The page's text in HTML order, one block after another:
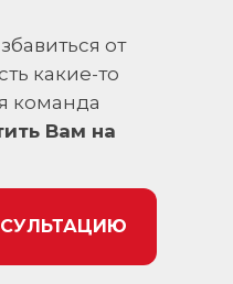
от
какие-то
команда
Вам на